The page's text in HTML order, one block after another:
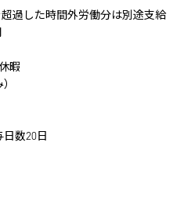
過した時間外労働分は別途支給
暇
数20日